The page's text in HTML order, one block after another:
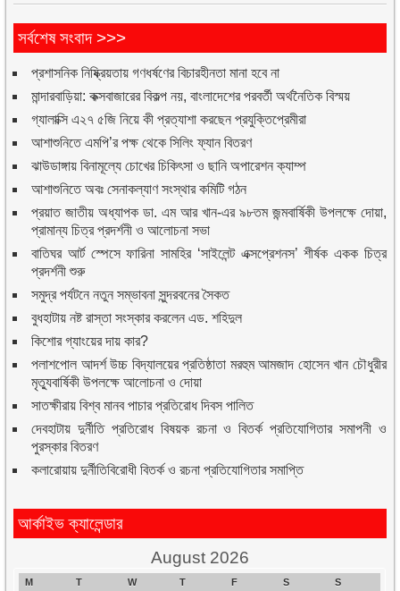
সর্বশেষ সংবাদ >>>
প্রশাসনিক নিষ্ক্রিয়তায় গণধর্ষণের বিচারহীনতা মানা হবে না
মান্দারবাড়িয়া: কক্সবাজারের বিকল্প নয়, বাংলাদেশের পরবর্তী অর্থনৈতিক বিস্ময়
গ্যালাক্সি এ২৭ ৫জি নিয়ে কী প্রত্যাশা করছেন প্রযুক্তিপ্রেমীরা
আশাশুনিতে এমপি’র পক্ষ থেকে সিলিং ফ্যান বিতরণ
ঝাউডাঙ্গায় বিনামূল্যে চোখের চিকিৎসা ও ছানি অপারেশন ক্যাম্প
আশাশুনিতে অবঃ সেনাকল্যাণ সংস্থার কমিটি গঠন
প্রয়াত জাতীয় অধ্যাপক ডা. এম আর খান-এর ৯৮তম জন্মবার্ষিকী উপলক্ষে দোয়া,
প্রামান্য চিত্র প্রদর্শনী ও আলোচনা সভা
বাতিঘর আর্ট স্পেসে ফারিনা সামহির ‘সাইলেন্ট এক্সপ্রেশনস’ শীর্ষক একক চিত্র
প্রদর্শনী শুরু
সমুদ্র পর্যটনে নতুন সম্ভাবনা সুন্দরবনের সৈকত
বুধহাটায় নষ্ট রাস্তা সংস্কার করলেন এড. শহিদুল
কিশোর গ্যাংয়ের দায় কার?
পলাশপোল আদর্শ উচ্চ বিদ্যালয়ের প্রতিষ্ঠাতা মরহুম আমজাদ হোসেন খান চৌধুরীর
মৃত্যুবার্ষিকী উপলক্ষে আলোচনা ও দোয়া
সাতক্ষীরায় বিশ্ব মানব পাচার প্রতিরোধ দিবস পালিত
দেবহাটায় দুর্নীতি প্রতিরোধ বিষয়ক রচনা ও বিতর্ক প্রতিযোগিতার সমাপনী ও
পুরস্কার বিতরণ
কলারোয়ায় দুর্নীতিবিরোধী বিতর্ক ও রচনা প্রতিযোগিতার সমাপ্তি
আর্কাইভ ক্যালেন্ডার
August 2026
M T W T F S
S